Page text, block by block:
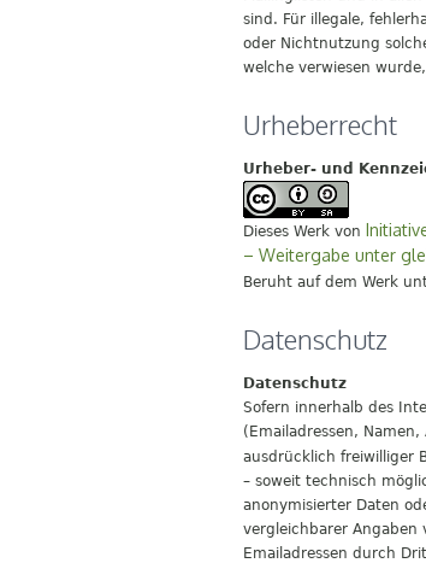
sind. Für illegale,
oder Nichtnutzung
welche verwiesen
Urheberrecht
Urheber- und
Dieses Werk von
– Weitergabe unter
Beruht auf dem Werk
Datenschutz
Datenschutz
Sofern innerhalb des
(Emailadressen,
ausdrücklich freiwilliger
– soweit technisch
anonymisierter Daten
vergleichbarer Angaben
Emailadressen durch